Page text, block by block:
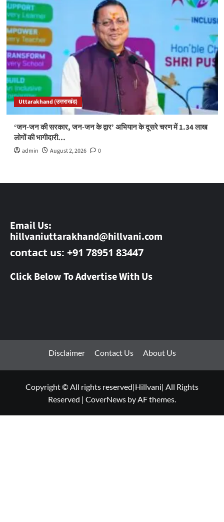
Uttarakhand (उत्तराखंड)
‘जन-जन की सरकार, जन-जन के द्वार’ अभियान के दूसरे चरण में 1.34 लाख
लोगों की भागीदारी…
admin August 2, 2026 0
Email Us:
hillvaniuttarakhand@hillvani.com
contact us: +91 78951 83447
Click Below To Advertise With Us
Disclaimer Contact Us About Us
Copyright © All rights reserved|Hillvani| All Rights
Reserved | CoverNews by AF themes.